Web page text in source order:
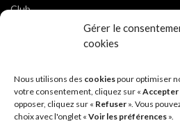
Gérer le
cookies
Nous utilisons des cookiespour optimiser
votre consentement, cliquez sur « Accepter
opposer, cliquez sur « Refuser ». Vous
choix avec l'onglet « Voir les préférences ».
Club
Photos de l’Assemblée
Sébastien dans Cyclocross de Brochon
Breniauxdans Cyclocross de Brochon